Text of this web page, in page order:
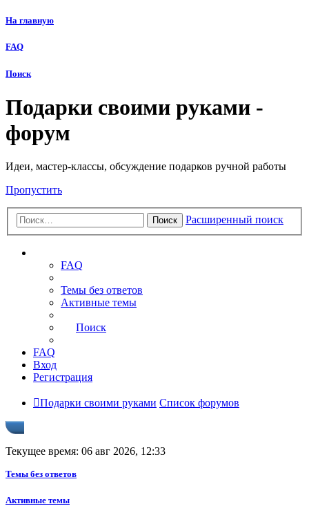
На главную
FAQ
Поиск
Подарки своими руками -
форум
Идеи, мастер-классы, обсуждение подарков ручной работы
Пропустить
Поиск Расширенный поиск
FAQ
Темы без ответов
Активные темы
Поиск
FAQ
Вход
Регистрация
Подарки своими руками Список форумов
Текущее время: 06 авг 2026, 12:33
Темы без ответов
Активные темы